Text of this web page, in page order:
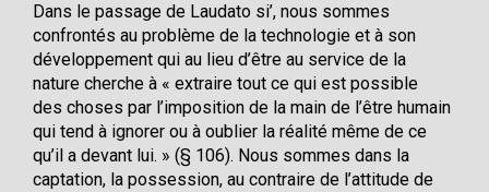
Dans le passage de Laudato si’, nous sommes
confrontés au problème de la technologie et à son
développement qui au lieu d’être au service de la
nature cherche à « extraire tout ce qui est possible
des choses par l’imposition de la main de l’être humain
qui tend à ignorer ou à oublier la réalité même de ce
qu’il a devant lui. » (§ 106). Nous sommes dans la
captation, la possession, au contraire de l’attitude de